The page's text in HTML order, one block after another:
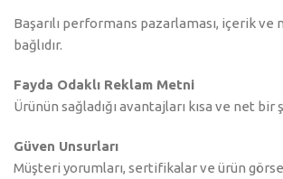
Başarılı performans pazarlaması, içerik ve
bağlıdır.
Fayda Odaklı Reklam Metni
Ürünün sağladığı avantajları kısa ve net bir
Güven Unsurları
Müşteri yorumları, sertifikalar ve ürün